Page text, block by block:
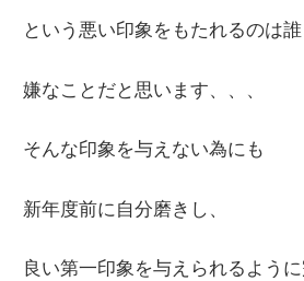
という悪い印象をもたれるのは
嫌なことだと思います、、、
そんな印象を与えない為にも
新年度前に自分磨きし、
良い第一印象を与えられるよう